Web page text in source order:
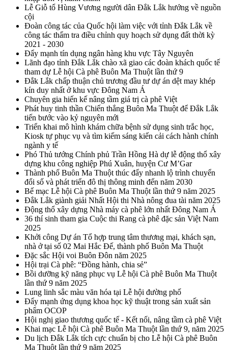
Lễ Giỗ tổ Hùng Vương người dân Đắk Lắk hướng về nguồn
cội
Đoàn công tác của Quốc hội làm việc với tỉnh Đắk Lắk về
công tác thẩm tra điều chỉnh quy hoạch sử dụng đất thời kỳ
2021 - 2030
Đẩy mạnh tín dụng ngân hàng khu vực Tây Nguyên
Lãnh đạo tỉnh Đắk Lắk chào xã giao các đoàn khách quốc tế
tham dự Lễ hội Cà phê Buôn Ma Thuột lần thứ 9
Đắk Lắk chấp thuận chủ trương đầu tư dự án dệt may khép
kín duy nhất ở khu vực Đông Nam Á
Chuyên gia hiến kế nâng tầm giá trị cà phê Việt
Phát huy tinh thần Chiến thắng Buôn Ma Thuột để Đắk Lắk
tiến bước vào kỷ nguyên mới
Triển khai mô hình khám chữa bệnh sử dụng sinh trắc học,
Kiosk tự phục vụ và tìm kiếm sáng kiến cải cách hành chính
ngành y tế
Phó Thủ tướng Chính phủ Trần Hồng Hà dự lễ động thổ xây
dựng khu công nghiệp Phú Xuân, huyện Cư M’Gar
Thành phố Buôn Ma Thuột thúc đẩy nhanh lộ trình chuyển
đổi số và phát triển đô thị thông minh đến năm 2030
Bế mạc Lễ hội Cà phê Buôn Ma Thuột lần thứ 9 năm 2025
Đắk Lắk giành giải Nhất Hội thi Nhà nông đua tài năm 2025
Động thổ xây dựng Nhà máy cà phê lớn nhất Đông Nam Á
36 thí sinh tham gia Cuộc thi Rang cà phê đặc sản Việt Nam
2025
Khởi công Dự án Tổ hợp trung tâm thương mại, khách sạn,
nhà ở tại số 02 Mai Hắc Đế, thành phố Buôn Ma Thuột
Đặc sắc Hội voi Buôn Đôn năm 2025
Hội trại Cà phê: “Đồng hành, chia sẻ”
Bồi dưỡng kỹ năng phục vụ Lễ hội Cà phê Buôn Ma Thuột
lần thứ 9 năm 2025
Lung linh sắc màu văn hóa tại Lễ hội đường phố
Đẩy mạnh ứng dụng khoa học kỹ thuật trong sản xuất sản
phẩm OCOP
Hội nghị giao thương quốc tế - Kết nối, nâng tầm cà phê Việt
Khai mạc Lễ hội Cà phê Buôn Ma Thuột lần thứ 9, năm 2025
Du lịch Đắk Lắk tích cực chuẩn bị cho Lễ hội Cà phê Buôn
Ma Thuột lần thứ 9 năm 2025